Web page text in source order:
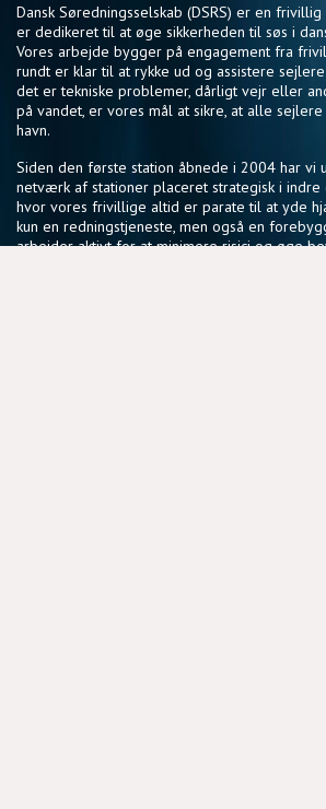
Dansk Søredningsselskab (DSRS) er en
er dedikeret til at øge sikkerheden til søs i
Vores arbejde bygger på engagement fra
rundt er klar til at rykke ud og assistere
det er tekniske problemer, dårligt vejr eller
på vandet, er vores mål at sikre, at alle
havn.
Siden den første station åbnede i 2004 har vi
netværk af stationer placeret strategisk i indre
hvor vores frivillige altid er parate til at yde
kun en redningstjeneste, men også en
arbejder aktivt for at minimere risici og øge